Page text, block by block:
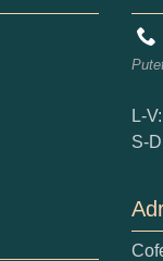
L-
S-